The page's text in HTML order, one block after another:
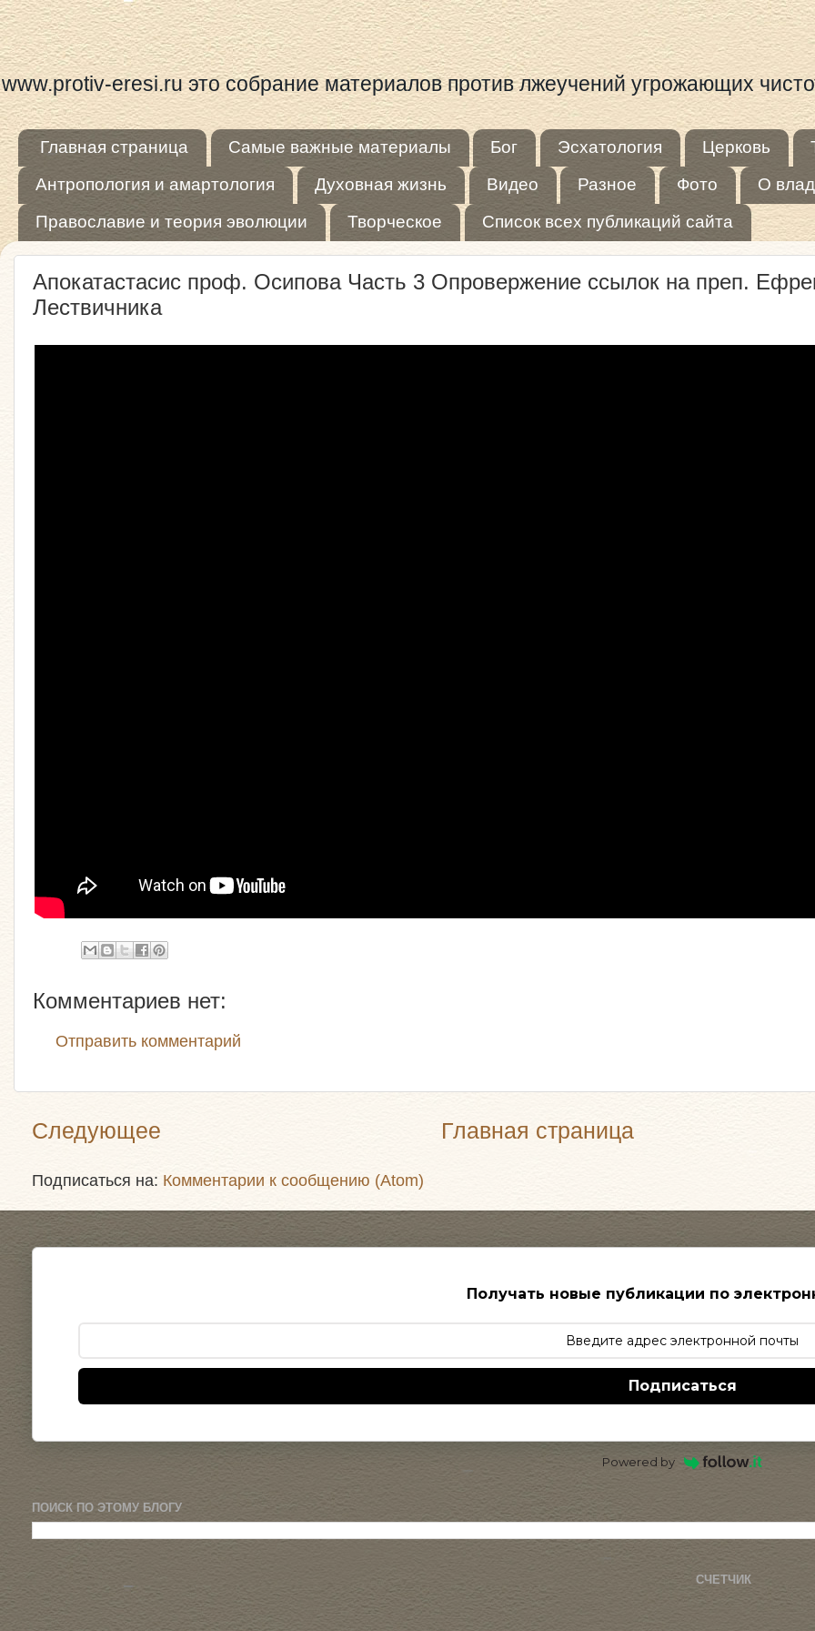
www.protiv-eresi.ru это собрание материалов против лжеучений угрожающих
Главная страница Самые важные материалы Бог Эсхатология Церковь
Антропология и амартология
Духовная жизнь Видео Разное Фото О
Православие и теория эволюции
Творческое Список всех публикаций сайта
Апокатастасис проф. Осипова Часть 3 Опровержение ссылок на преп.
Лествичника
Комментариев нет:
Отправить комментарий
Следующее Главная страница
Подписаться на: Комментарии к сообщению (Atom)
Получать новые публикации по
Подписаться
Powered by
ПОИСК ПО ЭТОМУ БЛОГУ
СЧЕТЧИК